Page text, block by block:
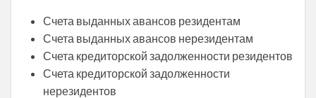
Счета выданных авансов резидентам
Счета выданных авансов нерезидентам
Счета кредиторской задолженности резидентов
Счета кредиторской задолженности
нерезидентов